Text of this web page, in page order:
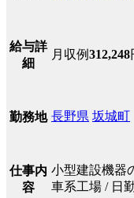
給与詳
細
月収例312,248
勤務地 長野県 坂城町
仕事内
容
小型建設機器
車系工場 / 日